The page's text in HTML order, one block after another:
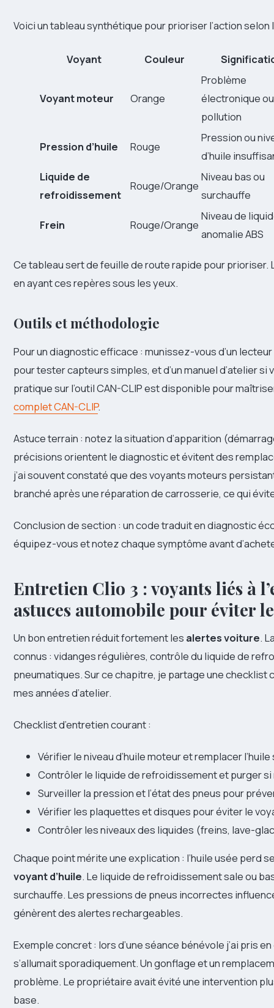
Voici un tableau synthétique pour prioriser l’action selon
Voyant Couleur
Voyant moteur Orange
Problème
électronique ou
pollution
Pression d’huile Rouge
Pression ou
d’huile
Liquide de
refroidissement
Rouge/Orange
Niveau bas ou
surchauffe
Frein Rouge/Orange
Niveau de
anomalie ABS
Ce tableau sert de feuille de route rapide pour
en ayant ces repères sous les yeux.
Outils et méthodologie
Pour un diagnostic efficace : munissez-vous d’un
pour tester capteurs simples, et d’un manuel d’atelier
pratique sur l’outil CAN-CLIP est disponible pour
complet CAN-CLIP.
Astuce terrain : notez la situation d’apparition
précisions orientent le diagnostic et évitent des
j’ai souvent constaté que des voyants moteurs
branché après une réparation de carrosserie, ce qui
Conclusion de section : un code traduit en diagnostic
équipez-vous et notez chaque symptôme avant
Entretien Clio 3 : voyants liés à
astuces automobile pour éviter
Un bon entretien réduit fortement les alertes voiture.
connus : vidanges régulières, contrôle du liquide de
pneumatiques. Sur ce chapitre, je partage une
mes années d’atelier.
Checklist d’entretien courant :
Vérifier le niveau d’huile moteur et remplacer
Contrôler le liquide de refroidissement et purger
Surveiller la pression et l’état des pneus pour
Vérifier les plaquettes et disques pour éviter le
Contrôler les niveaux des liquides (freins, lave-
Chaque point mérite une explication : l’huile usée perd
voyant d’huile. Le liquide de refroidissement sale ou
surchauffe. Les pressions de pneus incorrectes
génèrent des alertes rechargeables.
Exemple concret : lors d’une séance bénévole j’ai pris
s’allumait sporadiquement. Un gonflage et un
problème. Le propriétaire avait évité une intervention
base.